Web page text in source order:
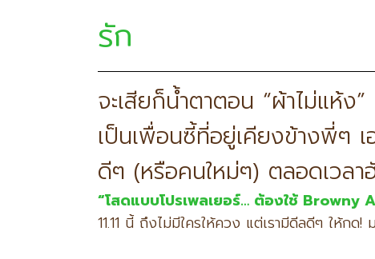
รัก
จะเสียก็น้ำตาตอน “ผ้าไม่แห้
เป็นเพื่อนซี้ที่อยู่เคียงข้างพี่ๆ
ดีๆ (หรือคนใหม่ๆ) ตลอดเวลา
“โสดแบบโปรเพลเยอร์… ต้องใช้ Browny
11.11 นี้ ถึงไม่มีใครให้ควง แต่เรามีดีลดีๆ ให้ก